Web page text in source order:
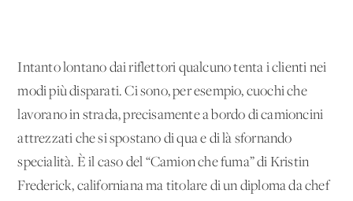
Intanto lontano dai riflettori qualcuno tenta i clienti nei
modi più disparati. Ci sono, per esempio, cuochi che
lavorano in strada, precisamente a bordo di camioncini
attrezzati che si spostano di qua e di là sfornando
specialità. È il caso del “Camion che fuma” di Kristin
Frederick, californiana ma titolare di un diploma da chef